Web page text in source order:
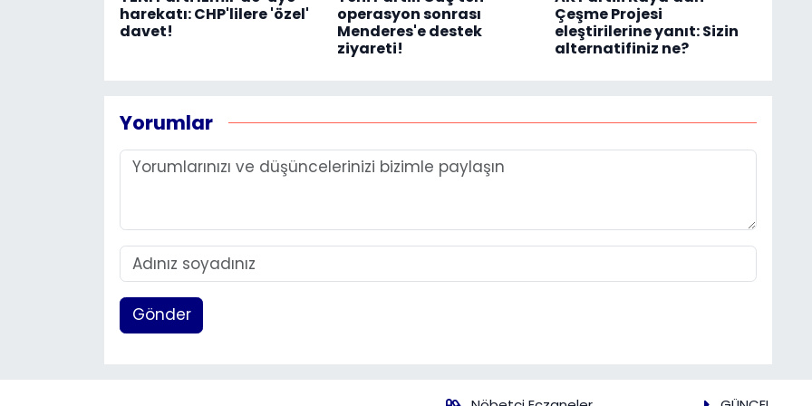
harekatı: CHP'lilere 'özel'
davet!
operasyon sonrası
Menderes'e destek
ziyareti!
Çeşme Projesi
eleştirilerine yanıt: Sizin
alternatifiniz ne?
Yorumlar
Gönder